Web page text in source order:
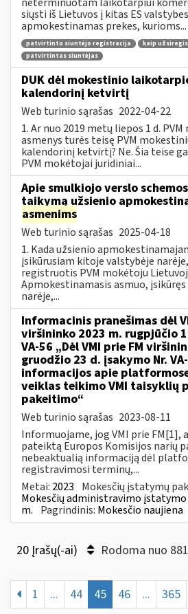
siųsti iš Lietuvos į kitas ES
apmokestinamas prekes, kurioms...
patvirtinto siuntėjo registracija
kaip
patvirtintas siuntėjas
DUK dėl mokestinio
kalendorinį ketvirtį
Web turinio sąrašas 2022-04-22
1. Ar nuo 2019 metų liepos 1 d.
asmenys turės teisę PVM
kalendorinį ketvirtį? Ne. Šia teise
PVM mokėtojai juridiniai...
Apie smulkiojo verslo
taikymą užsienio
asmenims
Web turinio sąrašas 2025-04-18
1. Kada užsienio
įsikūrusiam kitoje valstybėje
registruotis PVM mokėtoju
Apmokestinamasis asmuo,
narėje,...
Informacinis pranešimas dėl
viršininko 2023 m. rugpjūčio
VA-56 „Dėl VMI prie FM
gruodžio 23 d. įsakymo Nr.
informacijos apie
veiklas teikimo VMI taisyklių
pakeitimo“
Web turinio sąrašas 2023-08-11
Informuojame, jog VMI prie FM[1],
pateiktą Europos Komisijos narių
nebeaktualią informaciją dėl
registravimosi terminų,...
Metai: 2023 Mokesčių įstatymų
Mokesčių administravimo
m. Pagrindinis: Mokesčio naujiena
20 Įrašų(-ai) Rodoma nuo
1 ... 44 45 46 ... 365